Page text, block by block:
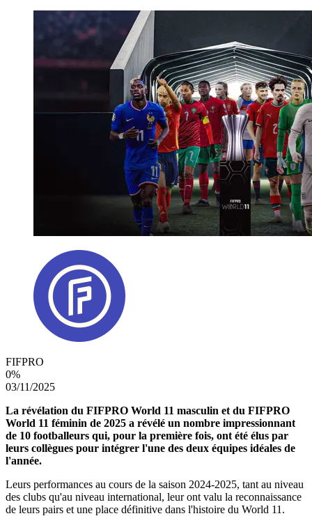
FIFPRO
0%
03/11/2025
La révélation du FIFPRO World 11 masculin et du FIFPRO
World 11 féminin de 2025 a révélé un nombre impressionnant
de 10 footballeurs qui, pour la première fois, ont été élus par
leurs collègues pour intégrer l'une des deux équipes idéales de
l'année.
Leurs performances au cours de la saison 2024-2025, tant au niveau
des clubs qu'au niveau international, leur ont valu la reconnaissance
de leurs pairs et une place définitive dans l'histoire du World 11.